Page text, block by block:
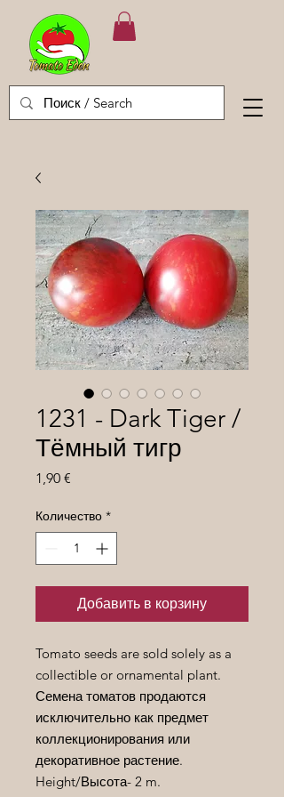
1231 - Dark Tiger /
Тёмный тигр
1,90 €
Количество *
Добавить в корзину
Tomato seeds are sold solely as a
collectible or ornamental plant.
Семена томатов продаются
исключительно как предмет
коллекционирования или
декоративное растение.
Height/Высота- 2 m.